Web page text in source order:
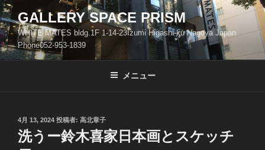
コ
ン
テ
ン
ツ
GALLERY SPACE PRISM
WHITE MATES bldg.1F 1-14-23Izumi Higashi-ku Nagoya Japan
Phone052-953-1839
メニュー
投
稿
日:
4月 13, 2024 投稿者: 高北章子
洗うー鈴木喜家日本画とスケッチ